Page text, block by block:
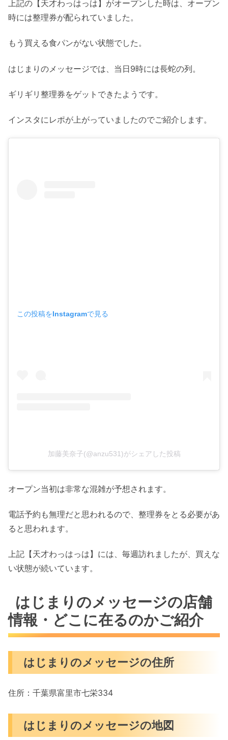
上記の【天才わっはっは】がオープンした時は、オープン
時には整理券が配られていました。
もう買える食パンがない状態でした。
はじまりのメッセージでは、当日9時には長蛇の列。
ギリギリ整理券をゲットできたようです。
インスタにレポが上がっていましたのでご紹介します。
この投稿をInstagramで見る
加藤美奈子(@anzu531)がシェアした投稿
オープン当初は非常な混雑が予想されます。
電話予約も無理だと思われるので、整理券をとる必要があ
ると思われます。
上記【天才わっはっは】には、毎週訪れましたが、買えな
い状態が続いています。
はじまりのメッセージの店舗
情報・どこに在るのかご紹介
はじまりのメッセージの住所
住所：千葉県富里市七栄334
はじまりのメッセージの地図